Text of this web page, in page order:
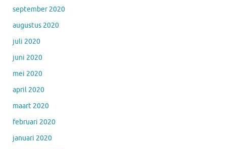
september 2020
augustus 2020
juli 2020
juni 2020
mei 2020
april 2020
maart 2020
februari 2020
januari 2020